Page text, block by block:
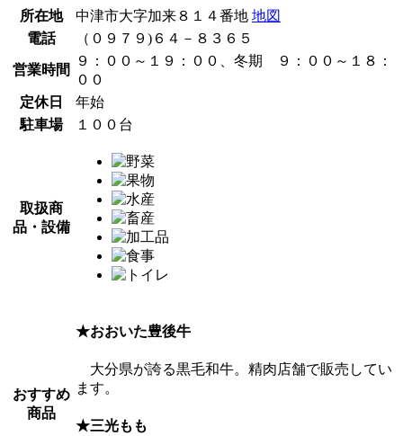
所在地 中津市大字加来８１４番地 地図
電話
（０９７９)６４－８３６５
営業時間
９：００～１９：００、冬期 ９：００～１８：
００
定休日
年始
駐車場
１００台
取扱商
品・設備
おすすめ
商品
★おおいた豊後牛
大分県が誇る黒毛和牛。精肉店舗で販売してい
ます。
★三光もも